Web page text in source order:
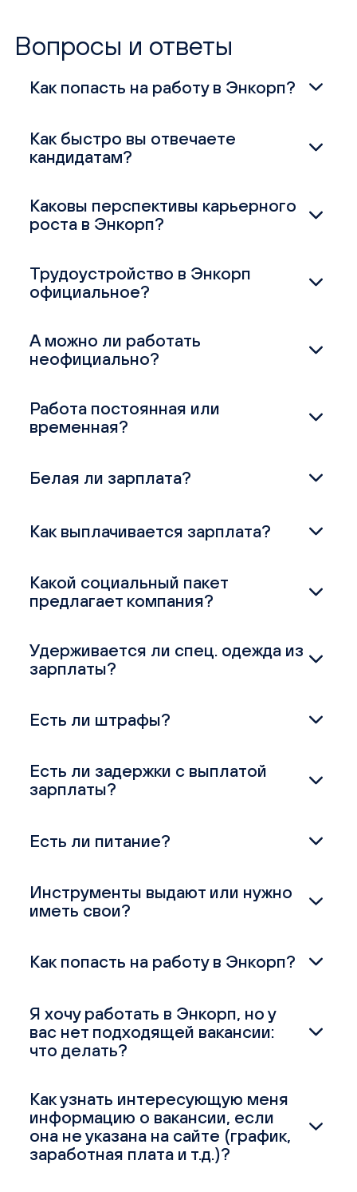
Вопросы и ответы
Как попасть на работу в Энкорп?
Как быстро вы отвечаете
кандидатам?
Каковы перспективы карьерного
роста в Энкорп?
Трудоустройство в Энкорп
официальное?
А можно ли работать
неофициально?
Работа постоянная или
временная?
Белая ли зарплата?
Как выплачивается зарплата?
Какой социальный пакет
предлагает компания?
Удерживается ли спец. одежда из
зарплаты?
Есть ли штрафы?
Есть ли задержки с выплатой
зарплаты?
Есть ли питание?
Инструменты выдают или нужно
иметь свои?
Как попасть на работу в Энкорп?
Я хочу работать в Энкорп, но у
вас нет подходящей вакансии:
что делать?
Как узнать интересующую меня
информацию о вакансии, если
она не указана на сайте (график,
заработная плата и т.д.)?